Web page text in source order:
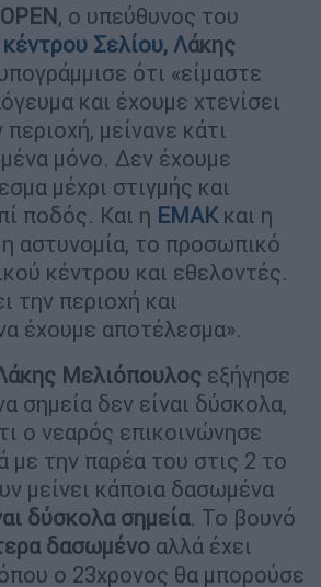
OPEN, ο υπεύθυνος του
Σελίου, Λάκης
ότι «είμαστε
και έχουμε χτενίσει
μείνανε κάτι
μόνο. Δεν έχουμε
μέχρι στιγμής και
ποδός. Και η ΕΜΑΚ και η
αστυνομία, το προσωπικό
κέντρου και εθελοντές.
την περιοχή και
έχουμε αποτέλεσμα».
Μελιόπουλος εξήγησε
σημεία δεν είναι δύσκολα,
ο νεαρός επικοινώνησε
με την παρέα του στις 2 το
μείνει κάποια δασωμένα
δύσκολα σημεία. Το βουνό
δασωμένο αλλά έχει
ο 23χρονος θα μπορούσε